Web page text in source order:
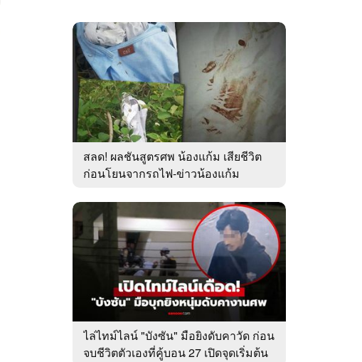
สลด! ผลชันสูตรศพ น้องแก้ม เสียชีวิต
ก่อนโยนจากรถไฟ-ข่าวน้องแก้ม
ไล่ไทม์ไลน์ "บังซัน" มือยิงดับคาวัด ก่อน
จบชีวิตตัวเองที่คู้บอน 27 เปิดจุดเริ่มต้น